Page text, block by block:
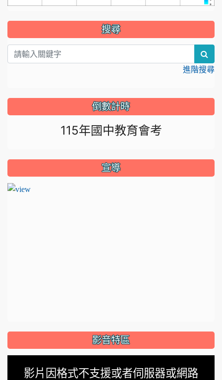
::: 搜尋
進階搜尋
倒數計時
115年國中教育會考
宣導
影音特區
影片因格式不支援或者伺服器或網路